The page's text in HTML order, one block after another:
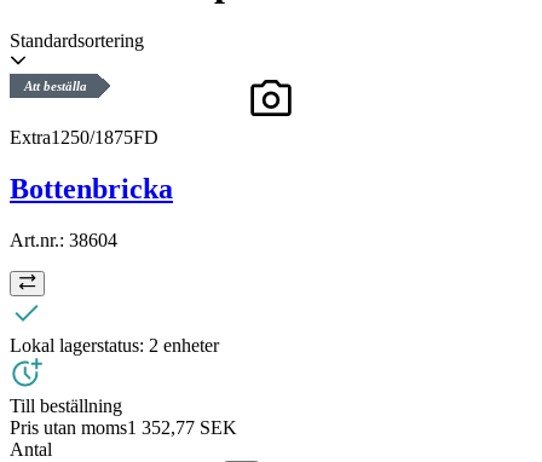
Standardsortering
Att beställa
Extra1250/1875FD
Bottenbricka
Art.nr.: 38604
Lokal lagerstatus: 2 enheter
Till beställning
Pris utan moms1 352,77 SEK
Antal